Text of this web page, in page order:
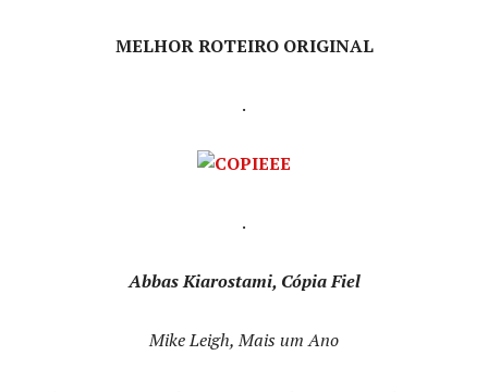
MELHOR ROTEIRO ORIGINAL
.
.
Abbas Kiarostami, Cópia Fiel
Mike Leigh, Mais um Ano